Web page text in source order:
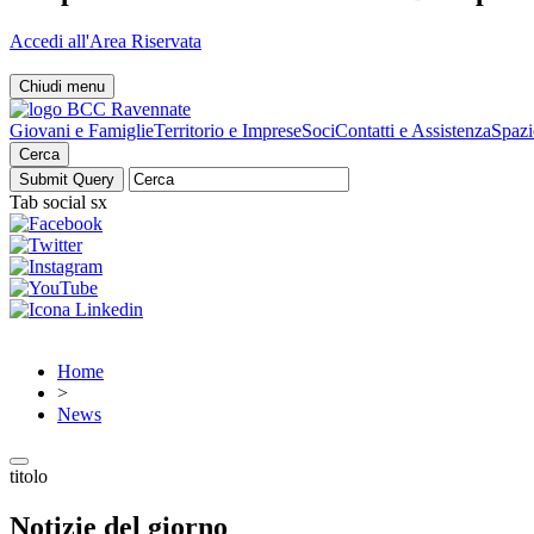
Accedi all'Area Riservata
Chiudi menu
Giovani e FamiglieTerritorio e ImpreseSociContatti e Assistenza
Cerca
Tab social sx
Home
>
News
titolo
Notizie del giorno